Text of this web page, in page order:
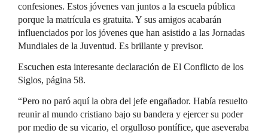
confesiones. Estos jóvenes van juntos a la escuela pública
porque la matrícula es gratuita. Y sus amigos acabarán
influenciados por los jóvenes que han asistido a las Jornadas
Mundiales de la Juventud. Es brillante y previsor.
Escuchen esta interesante declaración de El Conflicto de los
Siglos, página 58.
“Pero no paró aquí la obra del jefe engañador. Había resuelto
reunir al mundo cristiano bajo su bandera y ejercer su poder
por medio de su vicario, el orgulloso pontífice, que aseveraba